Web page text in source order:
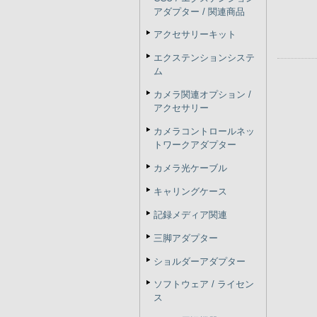
アダプター / 関連商品
アクセサリーキット
エクステンションシステ
ム
カメラ関連オプション /
アクセサリー
カメラコントロールネッ
トワークアダプター
カメラ光ケーブル
キャリングケース
記録メディア関連
三脚アダプター
ショルダーアダプター
ソフトウェア / ライセン
ス